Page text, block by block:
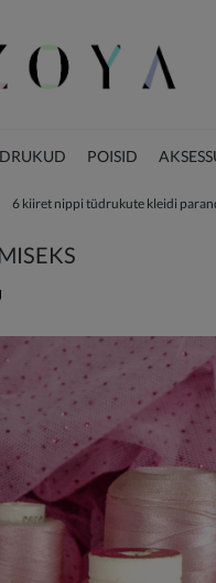
POISID
6 kiiret nippi tüdrukute kleidi